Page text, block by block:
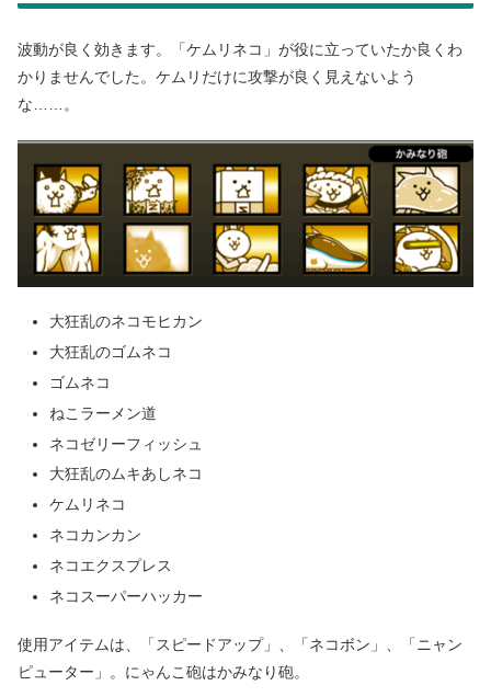
波動が良く効きます。「ケムリネコ」が役に立っていたか良くわ
かりませんでした。ケムリだけに攻撃が良く見えないよう
な……。
大狂乱のネコモヒカン
大狂乱のゴムネコ
ゴムネコ
ねこラーメン道
ネコゼリーフィッシュ
大狂乱のムキあしネコ
ケムリネコ
ネコカンカン
ネコエクスプレス
ネコスーパーハッカー
使用アイテムは、「スピードアップ」、「ネコボン」、「ニャン
ピューター」。にゃんこ砲はかみなり砲。